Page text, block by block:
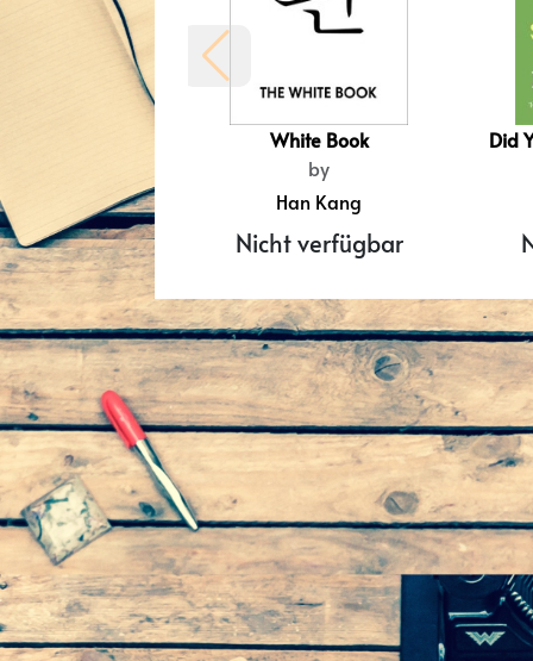
White Book
by
Han Kang
Nicht verfügbar
Did